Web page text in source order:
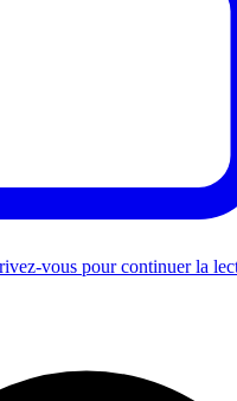
vous pour continuer la